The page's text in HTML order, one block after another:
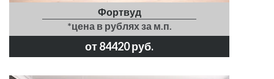
Фортвуд
*цена в рублях за м.п.
от 84420 руб.